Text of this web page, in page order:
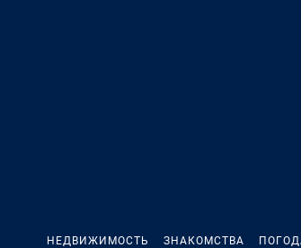
НЕДВИЖИМОСТЬ ЗНАКОМСТВА